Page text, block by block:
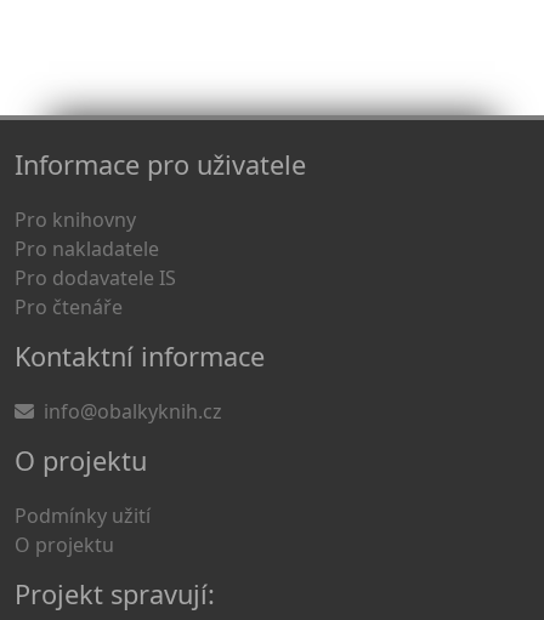
Informace pro uživatele
Pro knihovny
Pro nakladatele
Pro dodavatele IS
Pro čtenáře
Kontaktní informace
info@obalkyknih.cz
O projektu
Podmínky užití
O projektu
Projekt spravují: